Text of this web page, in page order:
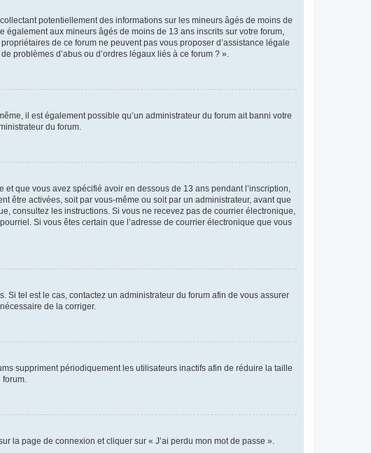
potentiellement des informations sur les mineurs âgés de moins de
aux mineurs âgés de moins de 13 ans inscrits sur votre forum,
de ce forum ne peuvent pas vous proposer d’assistance légale
problèmes d’abus ou d’ordres légaux liés à ce forum ? ».
il est également possible qu’un administrateur du forum ait banni votre
du forum.
que vous avez spécifié avoir en dessous de 13 ans pendant l’inscription,
être activées, soit par vous-même ou soit par un administrateur, avant que
consultez les instructions. Si vous ne recevez pas de courrier électronique,
Si vous êtes certain que l’adresse de courrier électronique que vous
Si tel est le cas, contactez un administrateur du forum afin de vous assurer
de la corriger.
suppriment périodiquement les utilisateurs inactifs afin de réduire la taille
la page de connexion et cliquer sur « J’ai perdu mon mot de passe ».